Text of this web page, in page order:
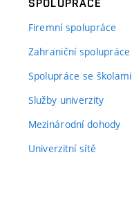
SPOLUPRÁCE
Firemní spolupráce
Zahraniční spolupráce
Spolupráce se školami
Služby univerzity
Mezinárodní dohody
Univerzitní sítě